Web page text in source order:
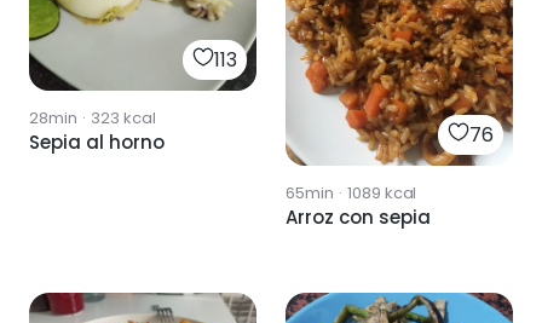
113
28min · 323 kcal
Sepia al horno 76
65min · 1089 kcal
Arroz con sepia